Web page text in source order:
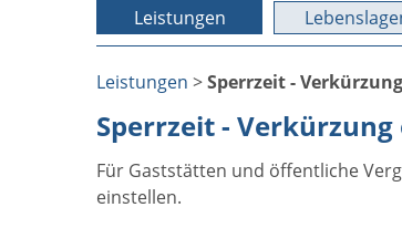
Leistungen
Leistungen >Sperrzeit -
Sperrzeit -
Für Gaststätten und öffentliche
einstellen.